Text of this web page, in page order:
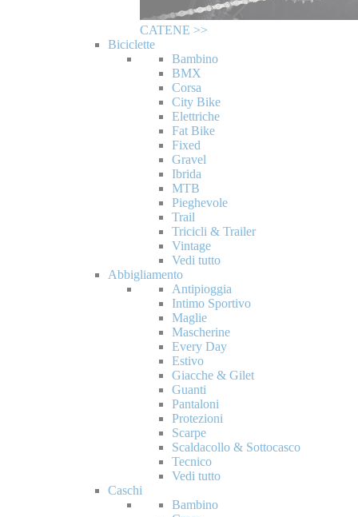
CATENE >>
Biciclette
Bambino
BMX
Corsa
City Bike
Elettriche
Fat Bike
Fixed
Gravel
Ibrida
MTB
Pieghevole
Trail
Tricicli & Trailer
Vintage
Vedi tutto
Abbigliamento
Antipioggia
Intimo Sportivo
Maglie
Mascherine
Every Day
Estivo
Giacche & Gilet
Guanti
Pantaloni
Protezioni
Scarpe
Scaldacollo & Sottocasco
Tecnico
Vedi tutto
Caschi
Bambino